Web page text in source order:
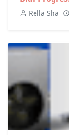
Rella Sha